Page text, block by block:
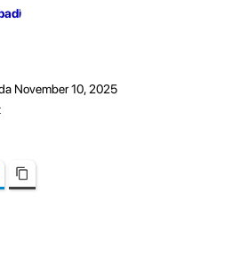
November 10, 2025
Telegram